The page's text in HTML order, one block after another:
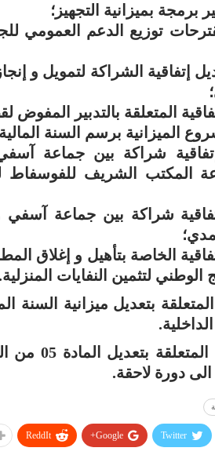
توزيع الدعم العمومي
إتفاقية الشراكة لتمويل و
شراكة بين جماعة
المكتب الشريف للفوسفاط
شراكة بين جماعة
الخاصة بتأهيل و إغلاق
لتثمين النفايات
Twitter
Google+
ReddIt